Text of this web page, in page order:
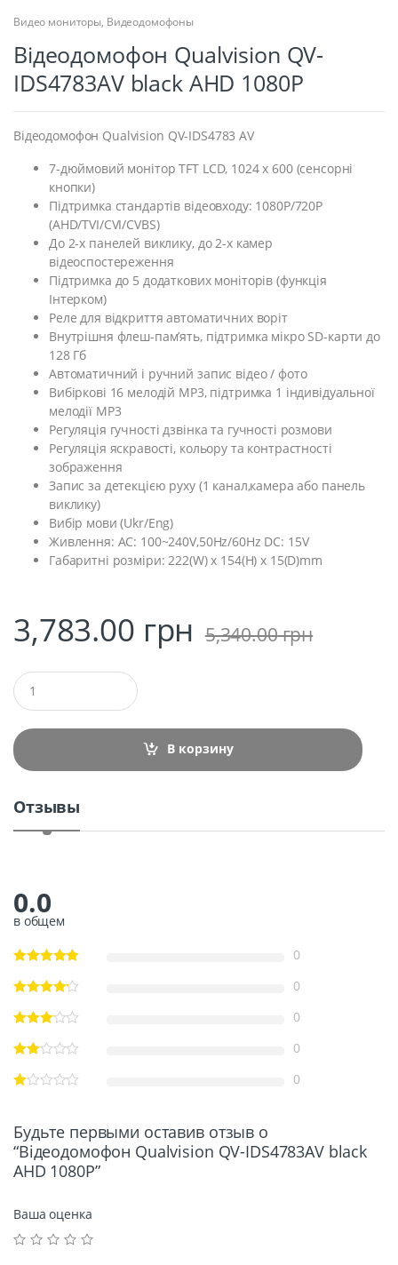
Видео мониторы, Видеодомофоны
Відеодомофон Qualvision QV-
IDS4783AV black AHD 1080P
Відеодомофон Qualvision QV-IDS4783 AV
7-дюймовий монітор TFT LCD, 1024 x 600 (сенсорні
кнопки)
Підтримка стандартів відеовходу: 1080P/720P
(AHD/TVI/CVI/CVBS)
До 2-х панелей виклику, до 2-х камер
відеоспостереження
Підтримка до 5 додаткових моніторів (функція
Інтерком)
Реле для відкриття автоматичних воріт
Внутрішня флеш-пам’ять, підтримка мікро SD-карти до
128 Гб
Автоматичний і ручний запис відео / фото
Вибіркові 16 мелодій MP3, підтримка 1 індивідуальної
мелодії MP3
Регуляція гучності дзвінка та гучності розмови
Регуляція яскравості, кольору та контрастності
зображення
Запис за детекцією руху (1 канал,камера або панель
виклику)
Вибір мови (Ukr/Eng)
Живлення: AC: 100~240V,50Hz/60Hz DC: 15V
Габаритні розміри: 222(W) x 154(H) x 15(D)mm
3,783.00 грн 5,340.00грн
Q
u
a
t
i
В корзину
Отзывы
0.0
в общем
0
0
0
0
0
Будьте первыми оставив отзыв о
“Відеодомофон Qualvision QV-IDS4783AV black
AHD 1080P”
Ваша оценка